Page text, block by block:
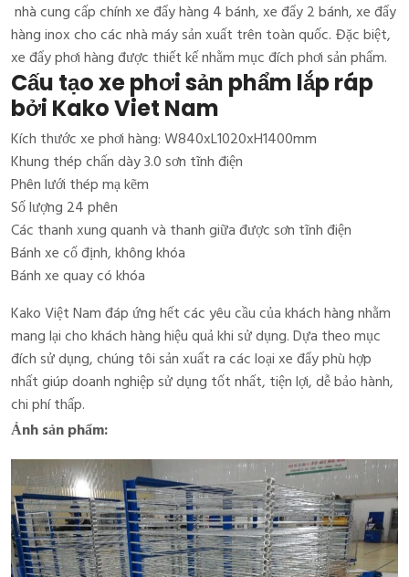
nhà cung cấp chính xe đẩy hàng 4 bánh, xe đẩy 2 bánh, xe đẩy
hàng inox cho các nhà máy sản xuất trên toàn quốc. Đặc biệt,
xe đẩy phơi hàng được thiết kế nhằm mục đích phơi sản phẩm.
Cấu tạo xe phơi sản phẩm lắp ráp
bởi Kako Viet Nam
Kích thước xe phơi hàng: W840xL1020xH1400mm
Khung thép chấn dày 3.0 sơn tĩnh điện
Phên lưới thép mạ kẽm
Số lượng 24 phên
Các thanh xung quanh và thanh giữa được sơn tĩnh điện
Bánh xe cố định, không khóa
Bánh xe quay có khóa
Kako Việt Nam đáp ứng hết các yêu cầu của khách hàng nhằm
mang lại cho khách hàng hiệu quả khi sử dụng. Dựa theo mục
đích sử dụng, chúng tôi sản xuất ra các loại xe đẩy phù hợp
nhất giúp doanh nghiệp sử dụng tốt nhất, tiện lợi, dễ bảo hành,
chi phí thấp.
Ảnh sản phẩm: